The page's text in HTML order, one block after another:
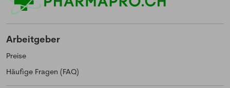
Arbeitgeber
Preise
Häufige Fragen (FAQ)